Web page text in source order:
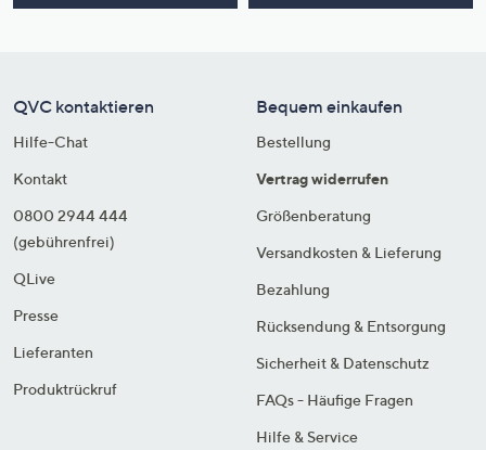
QVC kontaktieren
Hilfe-Chat
Kontakt
0800 2944 444
(gebührenfrei)
QLive
Presse
Lieferanten
Produktrückruf
Bequem einkaufen
Bestellung
Vertrag widerrufen
Größenberatung
Versandkosten & Lieferung
Bezahlung
Rücksendung & Entsorgung
Sicherheit & Datenschutz
FAQs - Häufige Fragen
Hilfe & Service